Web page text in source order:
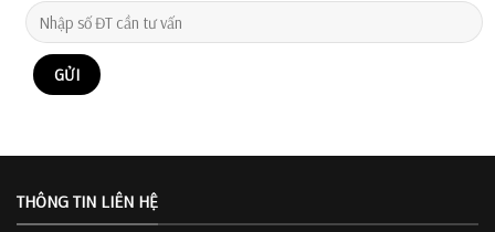
THÔNG TIN LIÊN HỆ